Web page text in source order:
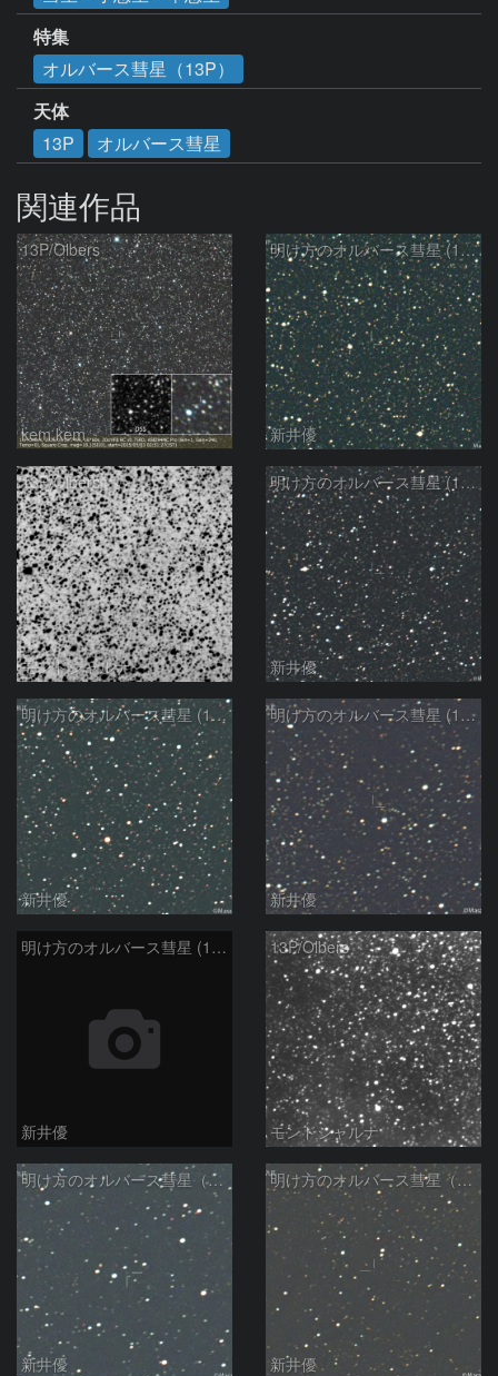
特集
オルバース彗星（13P）
天体
13P
オルバース彗星
関連作品
13P/Olbers
kem.kem
明け方のオルバース彗星 (13P)：2025/03/20
新井優
13P/Olbers
モンドシャルナ
明け方のオルバース彗星 (13P)：2025/03/01
新井優
明け方のオルバース彗星 (13P)：2025/02/25
新井優
明け方のオルバース彗星 (13P)：2025/02/06
新井優
明け方のオルバース彗星 (13P)：2025/02/05
新井優
13P/Olbers
モンドシャルナ
明け方のオルバース彗星（13P)：2025/01/30
新井優
明け方のオルバース彗星（13P)：2025/01/27
新井優